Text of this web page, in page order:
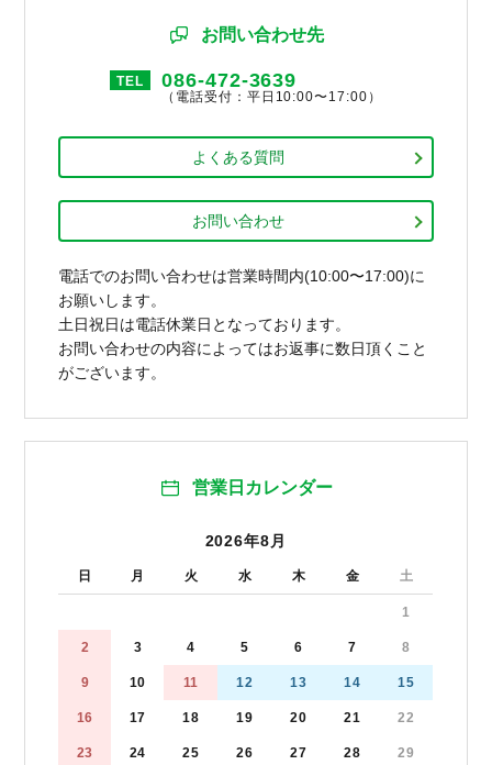
お問い合わせ先
TEL 086-472-3639
（電話受付：平日10:00〜17:00）
よくある質問
お問い合わせ
電話でのお問い合わせは営業時間内(10:00〜17:00)に
お願いします。
土日祝日は電話休業日となっております。
お問い合わせの内容によってはお返事に数日頂くこと
がございます。
営業日カレンダー
2026年8月
日 月 火 水 木 金 土
1
2 3 4 5 6 7 8
9 10 11 12 13 14 15
16 17 18 19 20 21 22
23 24 25 26 27 28 29